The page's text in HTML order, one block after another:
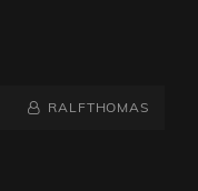
BY
BYLINERALFTHOMAS